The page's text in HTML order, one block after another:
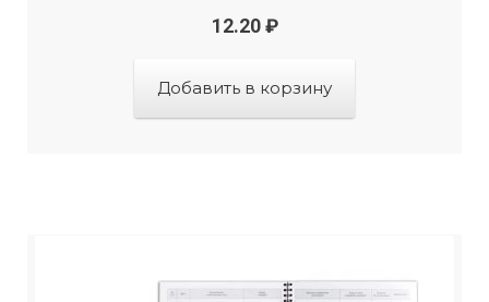
12.20 ₽
Добавить в корзину